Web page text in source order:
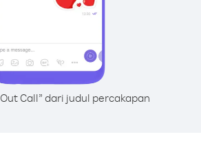
Call” dari judul percakapan